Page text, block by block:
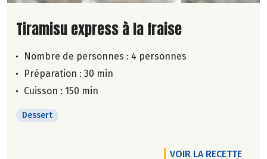
Lire la suite de la recette
Tiramisu express à la fraise
Nombre de personnes : 4 personnes
Préparation : 30 min
Cuisson : 150 min
Dessert
VOIR LA RECETTE